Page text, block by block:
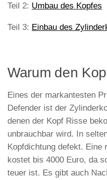
Teil 2: Umbau des Kopfes
Teil 3: Einbau des
Warum den
Eines der markantesten
Defender ist der
denen der Kopf Risse
unbrauchbar wird. In
Kopfdichtung defekt. Eine
kostet bis 4000 Euro, da
teuer ist. Es gibt auch